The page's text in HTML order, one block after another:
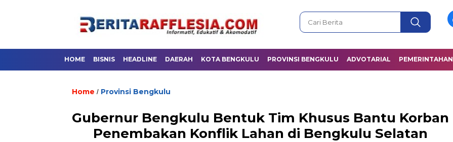
HOME BISNIS HEADLINE DAERAH KOTA BENGKULU PROVINSI BENGKULU ADVOTARIAL PEMERINTAHAN
Home / Provinsi Bengkulu
Gubernur Bengkulu Bentuk Tim Khusus Bantu Korban
Penembakan Konflik Lahan di Bengkulu Selatan